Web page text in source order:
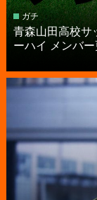
ガチ
青森山田高校サ
ーハイ メンバー